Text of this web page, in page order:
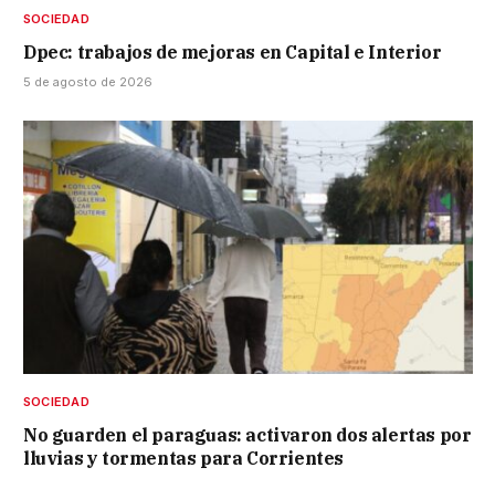
SOCIEDAD
Dpec: trabajos de mejoras en Capital e Interior
5 de agosto de 2026
SOCIEDAD
No guarden el paraguas: activaron dos alertas por
lluvias y tormentas para Corrientes